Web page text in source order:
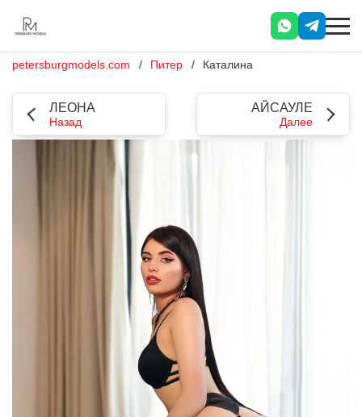
petersburgmodels.com Питер Каталина
ЛЕОНА
Назад
АЙСАУЛЕ
Далее